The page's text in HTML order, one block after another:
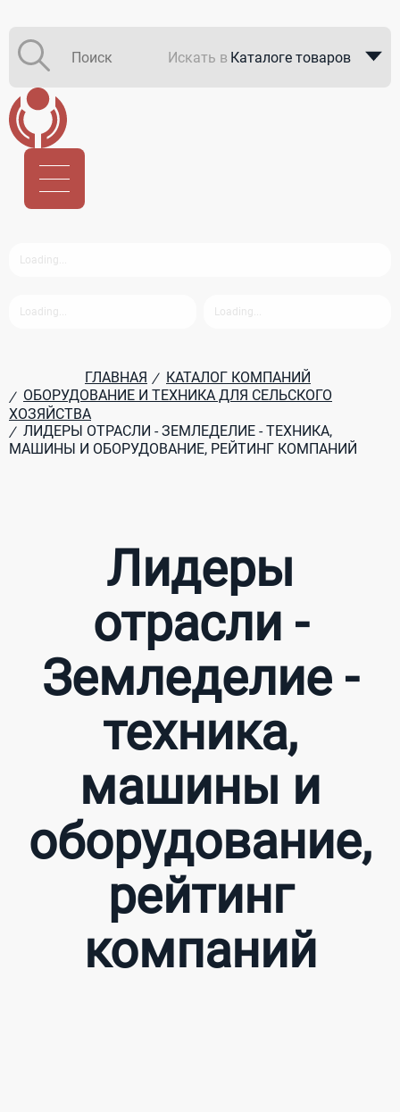
Искать в Каталоге товаров
ГЛАВНАЯ / КАТАЛОГ КОМПАНИЙ
/ ОБОРУДОВАНИЕ И ТЕХНИКА ДЛЯ СЕЛЬСКОГО
ХОЗЯЙСТВА
/ ЛИДЕРЫ ОТРАСЛИ - ЗЕМЛЕДЕЛИЕ - ТЕХНИКА,
МАШИНЫ И ОБОРУДОВАНИЕ, РЕЙТИНГ КОМПАНИЙ
Лидеры
отрасли -
Земледелие -
техника,
машины и
оборудование,
рейтинг
компаний